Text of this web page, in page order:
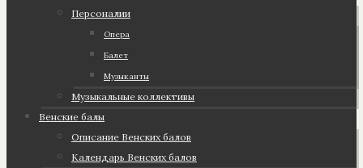
Персоналии
Опера
Балет
Музыканты
Музыкальные коллективы
Венские балы
Описание Венских балов
Календарь Венских балов